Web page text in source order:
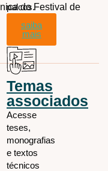
palcos.
saiba
mais
Temas
associados
Acesse
teses,
monografias
e textos
técnicos
do Festival de